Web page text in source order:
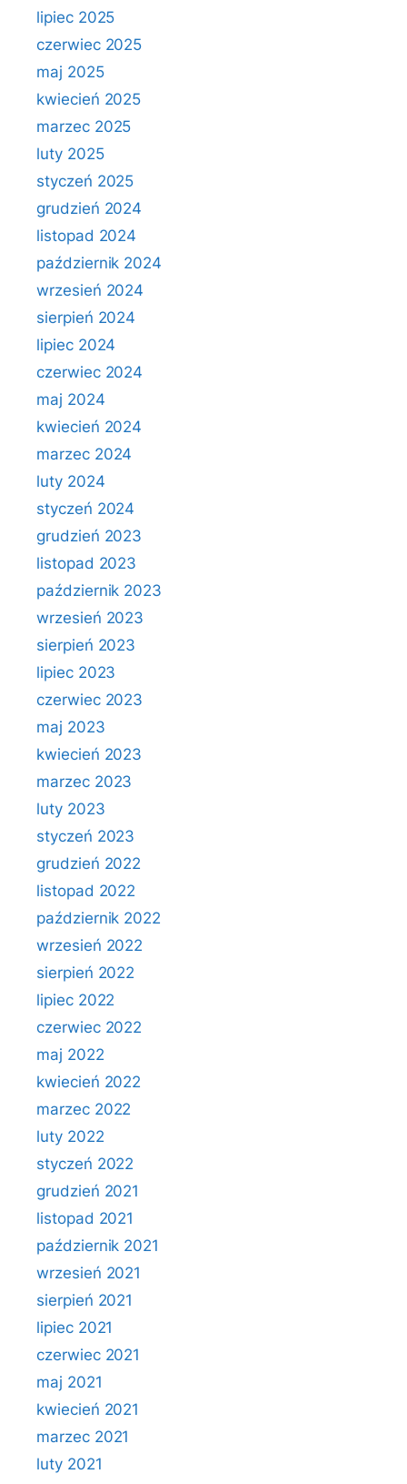
lipiec 2025
czerwiec 2025
maj 2025
kwiecień 2025
marzec 2025
luty 2025
styczeń 2025
grudzień 2024
listopad 2024
październik 2024
wrzesień 2024
sierpień 2024
lipiec 2024
czerwiec 2024
maj 2024
kwiecień 2024
marzec 2024
luty 2024
styczeń 2024
grudzień 2023
listopad 2023
październik 2023
wrzesień 2023
sierpień 2023
lipiec 2023
czerwiec 2023
maj 2023
kwiecień 2023
marzec 2023
luty 2023
styczeń 2023
grudzień 2022
listopad 2022
październik 2022
wrzesień 2022
sierpień 2022
lipiec 2022
czerwiec 2022
maj 2022
kwiecień 2022
marzec 2022
luty 2022
styczeń 2022
grudzień 2021
listopad 2021
październik 2021
wrzesień 2021
sierpień 2021
lipiec 2021
czerwiec 2021
maj 2021
kwiecień 2021
marzec 2021
luty 2021